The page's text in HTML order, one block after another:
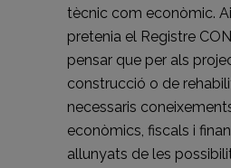
tècnic com econòmic.
pretenia el Registre
pensar que per als
construcció o de
necessaris
econòmics, fiscals i
allunyats de les